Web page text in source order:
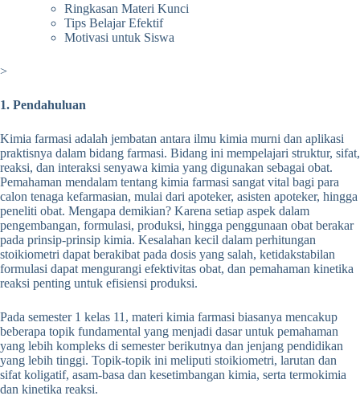
Ringkasan Materi Kunci
Tips Belajar Efektif
Motivasi untuk Siswa
>
1. Pendahuluan
Kimia farmasi adalah jembatan antara ilmu kimia murni dan aplikasi
praktisnya dalam bidang farmasi. Bidang ini mempelajari struktur, sifat,
reaksi, dan interaksi senyawa kimia yang digunakan sebagai obat.
Pemahaman mendalam tentang kimia farmasi sangat vital bagi para
calon tenaga kefarmasian, mulai dari apoteker, asisten apoteker, hingga
peneliti obat. Mengapa demikian? Karena setiap aspek dalam
pengembangan, formulasi, produksi, hingga penggunaan obat berakar
pada prinsip-prinsip kimia. Kesalahan kecil dalam perhitungan
stoikiometri dapat berakibat pada dosis yang salah, ketidakstabilan
formulasi dapat mengurangi efektivitas obat, dan pemahaman kinetika
reaksi penting untuk efisiensi produksi.
Pada semester 1 kelas 11, materi kimia farmasi biasanya mencakup
beberapa topik fundamental yang menjadi dasar untuk pemahaman
yang lebih kompleks di semester berikutnya dan jenjang pendidikan
yang lebih tinggi. Topik-topik ini meliputi stoikiometri, larutan dan
sifat koligatif, asam-basa dan kesetimbangan kimia, serta termokimia
dan kinetika reaksi.